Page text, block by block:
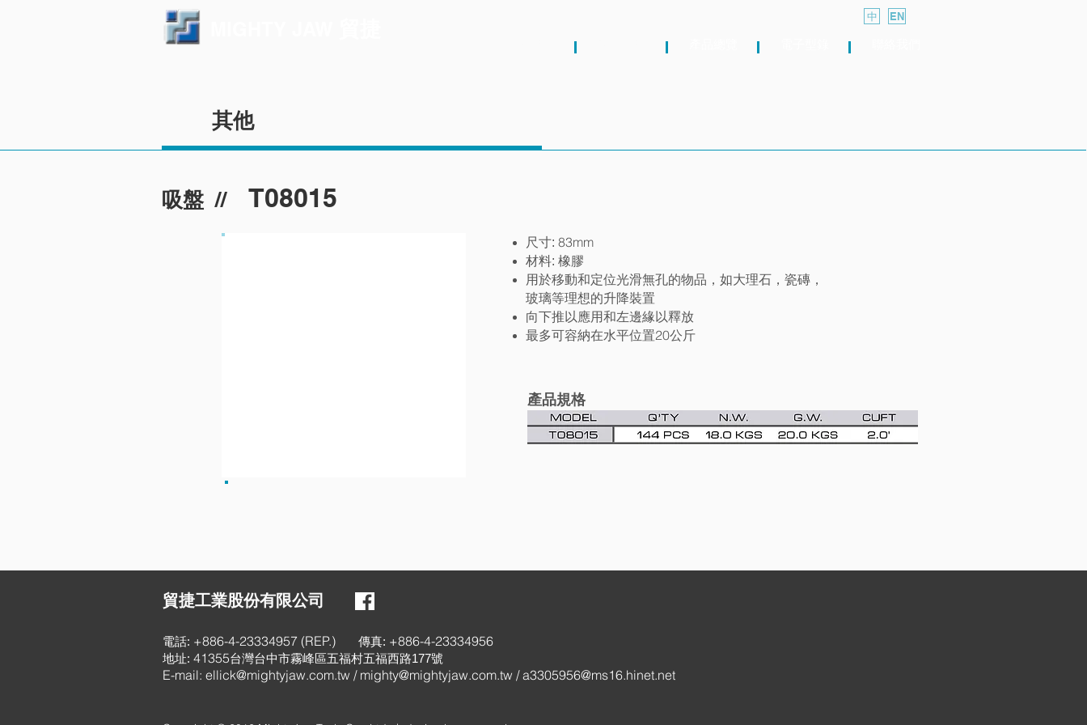
中 EN
其他
吸盤 //T08015
尺寸: 83mm
材料: 橡膠
用於移動和定位光滑無孔的物品，如大理石，瓷磚，
玻璃等理想的升降裝置
向下推以應用和左邊緣以釋放
最多可容納在水平位置20公斤
產品規格
貿捷工業股份有限公司
電話: +886-4-23334957 (REP.) 傳真: +886-4-23334956
地址: 41355台灣台中市霧峰區五福村五福西路177號
E-mail: ellick@mightyjaw.com.tw / mighty@mightyjaw.com.tw /a3305956@ms16.hinet.net